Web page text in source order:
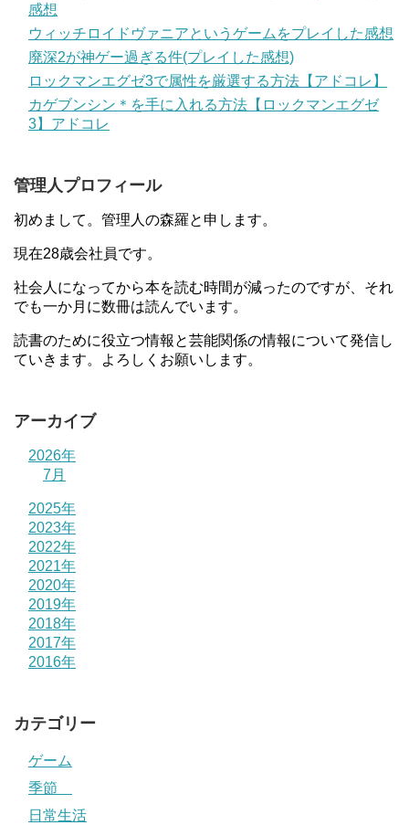
感想
ウィッチロイドヴァニアというゲームをプレイした感想
廃深2が神ゲー過ぎる件(プレイした感想)
ロックマンエグゼ3で属性を厳選する方法【アドコレ】
カゲブンシン＊を手に入れる方法【ロックマンエグゼ
3】アドコレ
管理人プロフィール
初めまして。管理人の森羅と申します。
現在28歳会社員です。
社会人になってから本を読む時間が減ったのですが、それ
でも一か月に数冊は読んでいます。
読書のために役立つ情報と芸能関係の情報について発信し
ていきます。よろしくお願いします。
アーカイブ
2026年
7月
2025年
2023年
2022年
2021年
2020年
2019年
2018年
2017年
2016年
カテゴリー
ゲーム
季節
日常生活